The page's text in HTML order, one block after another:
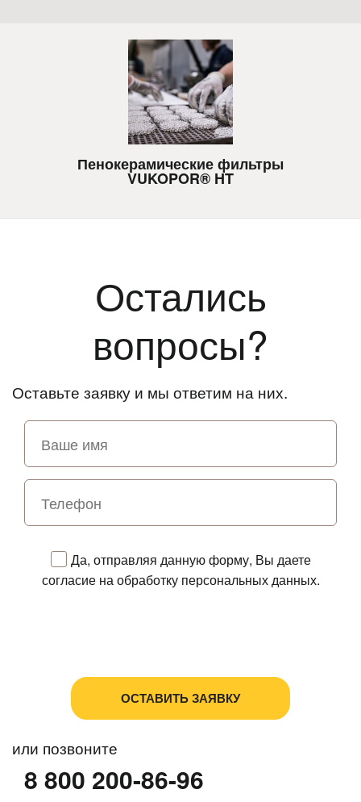
Пенокерамические фильтры
VUKOPOR® HT
Остались
вопросы?
Оставьте заявку и мы ответим на них.
Да, отправляя данную форму, Вы даете
согласие на обработку персональных данных.
или позвоните
8 800 200-86-96